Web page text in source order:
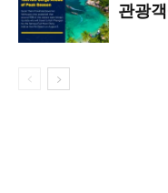
관광